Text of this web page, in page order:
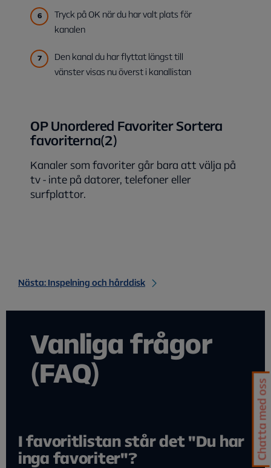
Tryck på OK när du har valt plats för
kanalen
Den kanal du har flyttat längst till
vänster visas nu överst i kanallistan
OP Unordered Favoriter Sortera
favoriterna(2)
Kanaler som favoriter går bara att välja på
tv - inte på datorer, telefoner eller
surfplattor.
Nästa: Inspelning och hårddisk
Vanliga frågor
(FAQ)
I favoritlistan står det "Du har
inga favoriter"?
Chatta med oss